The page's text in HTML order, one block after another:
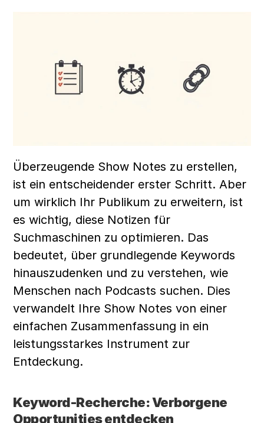
Überzeugende Show Notes zu erstellen,
ist ein entscheidender erster Schritt. Aber
um wirklich Ihr Publikum zu erweitern, ist
es wichtig, diese Notizen für
Suchmaschinen zu optimieren. Das
bedeutet, über grundlegende Keywords
hinauszudenken und zu verstehen, wie
Menschen nach Podcasts suchen. Dies
verwandelt Ihre Show Notes von einer
einfachen Zusammenfassung in ein
leistungsstarkes Instrument zur
Entdeckung.
Keyword-Recherche: Verborgene
Opportunities entdecken